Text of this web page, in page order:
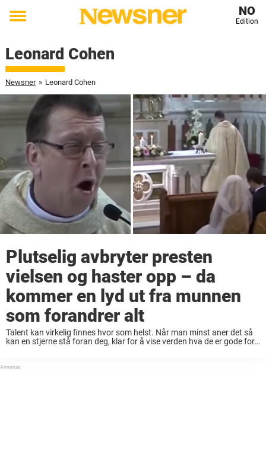
Toggle
NO
Edition
Leonard Cohen
Newsner » Leonard Cohen
Plutselig avbryter presten
vielsen og haster opp – da
kommer en lyd ut fra munnen
som forandrer alt
Talent kan virkelig finnes hvor som helst. Når man minst aner det så
kan en stjerne stå foran deg, klar for å vise verden hva de er gode for.